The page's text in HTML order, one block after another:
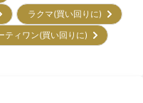
ラクマ(買い回りに)
ティワン(買い回りに)